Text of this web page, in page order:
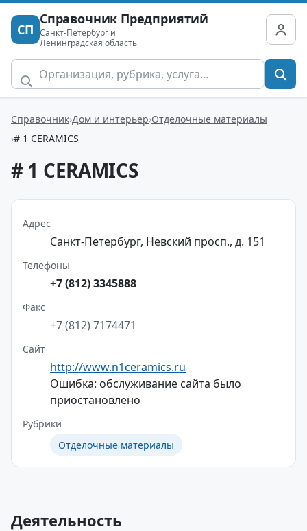
СП
Справочник Предприятий
Санкт-Петербург и
Ленинградская область
Справочник Дом и интерьер Отделочные материалы
# 1 CERAMICS
# 1 CERAMICS
Адрес
Санкт-Петербург, Невский просп., д. 151
Телефоны
+7 (812) 3345888
Факс
+7 (812) 7174471
Сайт
http://www.n1ceramics.ru
Ошибка: обслуживание сайта было
приостановлено
Рубрики
Отделочные материалы
Деятельность